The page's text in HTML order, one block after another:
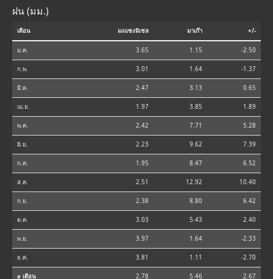
ฝน (มม.)
เดือน มงแซงมิเชล มาเก๊า +/-
ม.ค. 3.65 1.15 -2.50
ก.พ. 3.01 1.64 -1.37
มี.ค. 2.47 3.13 0.65
เม.ย. 1.97 3.85 1.89
พ.ค. 2.42 7.71 5.28
มิ.ย. 2.23 9.62 7.39
ก.ค. 1.95 8.47 6.52
ส.ค. 2.51 12.92 10.40
ก.ย. 2.38 8.80 6.42
ต.ค. 3.03 5.43 2.40
พ.ย. 3.97 1.64 -2.33
ธ.ค. 3.81 1.11 -2.70
⌀ เดือน 2.78 5.46 2.67